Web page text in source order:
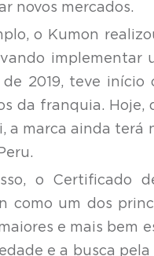
novos mercados.
o Kumon
implementar
de 2019, teve
da franquia.
a marca ainda terá
o Certificado
como um dos
e mais bem
e a busca